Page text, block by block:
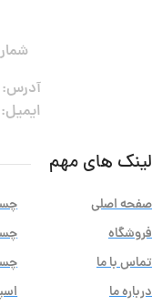
شماره
آدرس:
ایمیل: safaglue@gmail.com
لینک های مهم
صفحه اصلی
فروشگاه
تماس با ما
درباره ما